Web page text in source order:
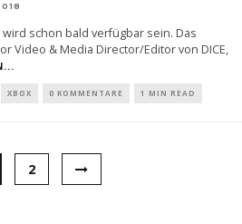
schon bald verfügbar sein. Das
Video & Media Director/Editor von DICE,
XBOX 0 KOMMENTARE 1 MIN READ
2